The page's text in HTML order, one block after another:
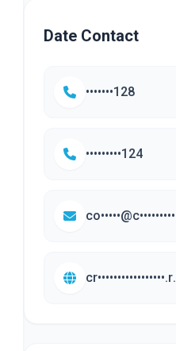
Date Contact
•••••••128
•••••••••124